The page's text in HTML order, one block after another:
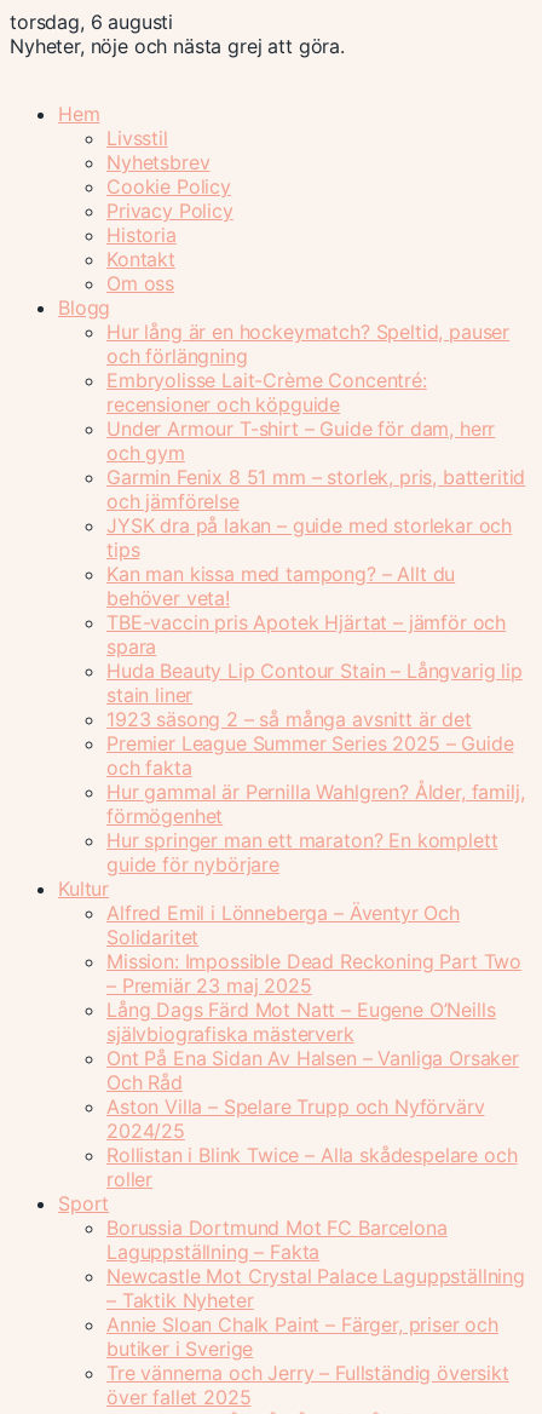
torsdag, 6 augusti
Nyheter, nöje och nästa grej att göra.
Hem
Livsstil
Nyhetsbrev
Cookie Policy
Privacy Policy
Historia
Kontakt
Om oss
Blogg
Hur lång är en hockeymatch? Speltid, pauser
och förlängning
Embryolisse Lait-Crème Concentré:
recensioner och köpguide
Under Armour T-shirt – Guide för dam, herr
och gym
Garmin Fenix 8 51 mm – storlek, pris, batteritid
och jämförelse
JYSK dra på lakan – guide med storlekar och
tips
Kan man kissa med tampong? – Allt du
behöver veta!
TBE-vaccin pris Apotek Hjärtat – jämför och
spara
Huda Beauty Lip Contour Stain – Långvarig lip
stain liner
1923 säsong 2 – så många avsnitt är det
Premier League Summer Series 2025 – Guide
och fakta
Hur gammal är Pernilla Wahlgren? Ålder, familj,
förmögenhet
Hur springer man ett maraton? En komplett
guide för nybörjare
Kultur
Alfred Emil i Lönneberga – Äventyr Och
Solidaritet
Mission: Impossible Dead Reckoning Part Two
– Premiär 23 maj 2025
Lång Dags Färd Mot Natt – Eugene O’Neills
självbiografiska mästerverk
Ont På Ena Sidan Av Halsen – Vanliga Orsaker
Och Råd
Aston Villa – Spelare Trupp och Nyförvärv
2024/25
Rollistan i Blink Twice – Alla skådespelare och
roller
Sport
Borussia Dortmund Mot FC Barcelona
Laguppställning – Fakta
Newcastle Mot Crystal Palace Laguppställning
– Taktik Nyheter
Annie Sloan Chalk Paint – Färger, priser och
butiker i Sverige
Tre vännerna och Jerry – Fullständig översikt
över fallet 2025